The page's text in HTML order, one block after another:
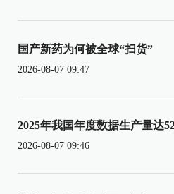
国产新药为何被全球“扫货”
2026-08-07 09:47
2025年我国年度数据生产量达
2026-08-07 09:46